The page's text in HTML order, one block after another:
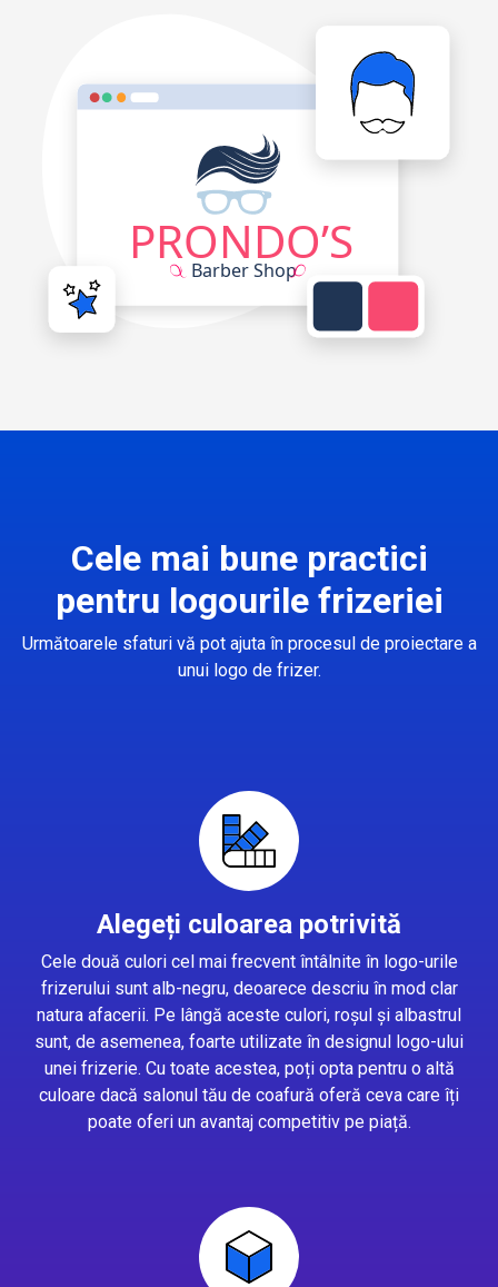
Cele mai bune practici
pentru logourile frizeriei
Următoarele sfaturi vă pot ajuta în procesul de proiectare a
unui logo de frizer.
Alegeți culoarea potrivită
Cele două culori cel mai frecvent întâlnite în logo-urile
frizerului sunt alb-negru, deoarece descriu în mod clar
natura afacerii. Pe lângă aceste culori, roșul și albastrul
sunt, de asemenea, foarte utilizate în designul logo-ului
unei frizerie. Cu toate acestea, poți opta pentru o altă
culoare dacă salonul tău de coafură oferă ceva care îți
poate oferi un avantaj competitiv pe piață.